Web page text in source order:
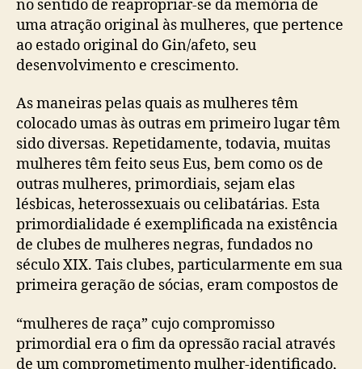
no sentido de reapropriar-se da memória de
uma atração original às mulheres, que pertence
ao estado original do Gin/afeto, seu
desenvolvimento e crescimento.
As maneiras pelas quais as mulheres têm
colocado umas às outras em primeiro lugar têm
sido diversas. Repetidamente, todavia, muitas
mulheres têm feito seus Eus, bem como os de
outras mulheres, primordiais, sejam elas
lésbicas, heterossexuais ou celibatárias. Esta
primordialidade é exemplificada na existência
de clubes de mulheres negras, fundados no
século XIX. Tais clubes, particularmente em sua
primeira geração de sócias, eram compostos de
“mulheres de raça” cujo compromisso
primordial era o fim da opressão racial através
de um comprometimento mulher-identificado,